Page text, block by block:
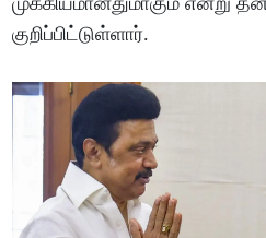
குறிப்பிட்டுள்ளார்.